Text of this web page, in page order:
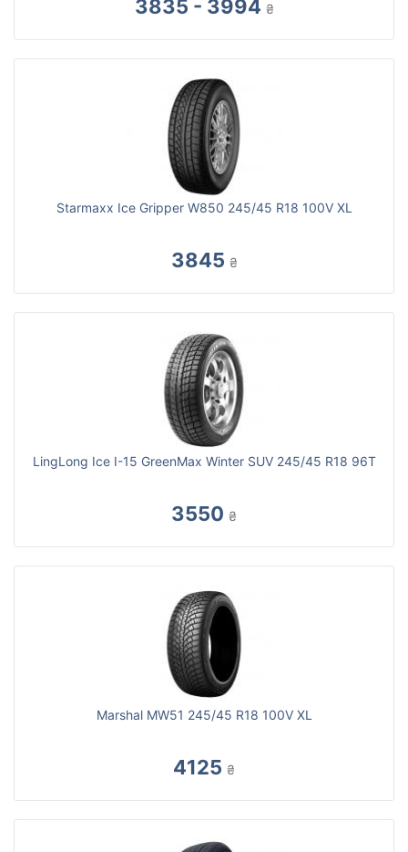
3835 - 3994 ₴
Starmaxx Ice Gripper W850 245/45 R18 100V XL
3845 ₴
LingLong Ice I-15 GreenMax Winter SUV 245/45 R18 96T
3550 ₴
Marshal MW51 245/45 R18 100V XL
4125 ₴